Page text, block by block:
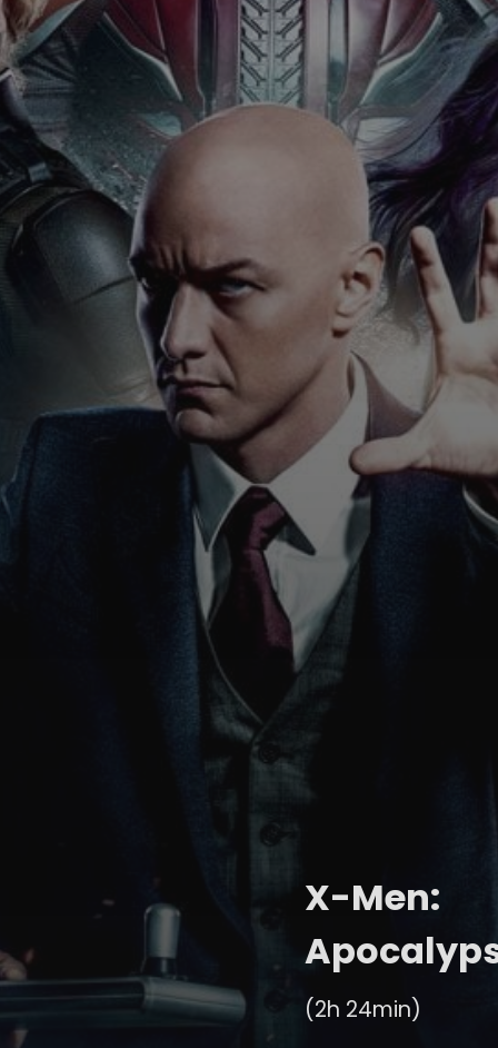
X-Men:
(2h 24min)